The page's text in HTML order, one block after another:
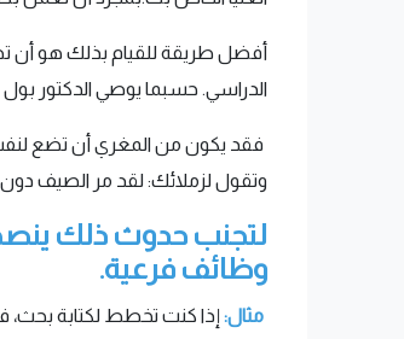
أفضل طريقة للقيام بذلك هو أن
الدراسي. حسبما يوصي الدكتور بول
فقد يكون من المغري أن تضع
وتقول لزملائك: لقد مر الصيف دون
لتجنب حدوث ذلك ينصح
وظائف فرعية.
مثال: إذا كنت تخطط لكتابة بحث،